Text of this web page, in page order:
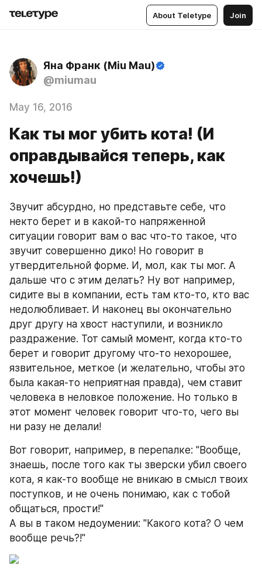
About Teletype Join
Яна Франк (Miu Mau)
@miumau
May 16, 2016
Как ты мог убить кота! (И
оправдывайся теперь, как
хочешь!)
Звучит абсурдно, но представьте себе, что
некто берет и в какой-то напряженной
ситуации говорит вам о вас что-то такое, что
звучит совершенно дико! Но говорит в
утвердительной форме. И, мол, как ты мог. А
дальше что с этим делать? Ну вот например,
сидите вы в компании, есть там кто-то, кто вас
недолюбливает. И наконец вы окончательно
друг другу на хвост наступили, и возникло
раздражение. Тот самый момент, когда кто-то
берет и говорит другому что-то нехорошее,
язвительное, меткое (и желательно, чтобы это
была какая-то неприятная правда), чем ставит
человека в неловкое положение. Но только в
этот момент человек говорит что-то, чего вы
ни разу не делали!
Вот говорит, например, в перепалке: "Вообще,
знаешь, после того как ты зверски убил своего
кота, я как-то вообще не вникаю в смысл твоих
поступков, и не очень понимаю, как с тобой
общаться, прости!"
А вы в таком недоумении: "Какого кота? О чем
вообще речь?!"